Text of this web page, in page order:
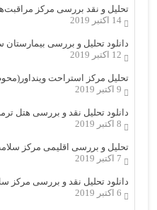
تحلیل و نقد بررسی مرکز
14 اکتبر 2019
دانلود تحلیل و بررسی
12 اکتبر 2019
تحلیل مرکز استراحت
9 اکتبر 2019
دانلود تحلیل نقد و بررسی هتل
8 اکتبر 2019
تحلیل و بررسی اقلیمی مرکز
7 اکتبر 2019
دانلود تحلیل نقد و بررسی مرکز
6 اکتبر 2019